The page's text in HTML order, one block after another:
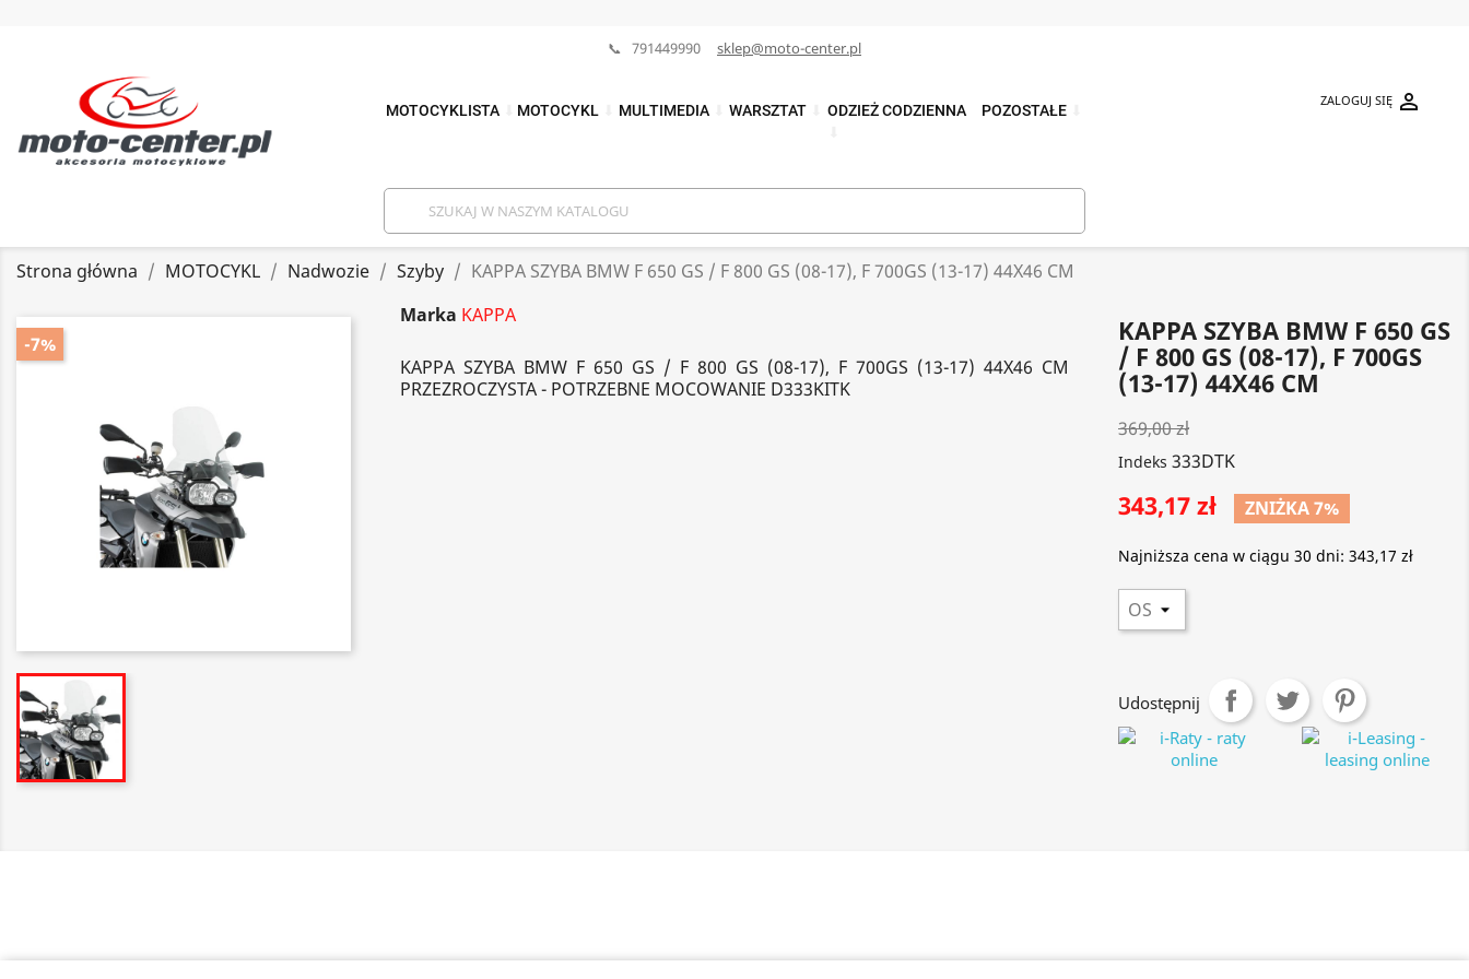
📞 791449990 sklep@moto-center.pl
MOTOCYKLISTA MOTOCYKL MULTIMEDIA WARSZTAT
ODZIEŻ CODZIENNA
POZOSTAŁE


ZALOGUJ SIĘ
Strona główna MOTOCYKL Nadwozie Szyby KAPPA SZYBA BMW F 650 GS / F 800 GS (08-17), F 700GS (13-17) 44X46 CM
-7%
Marka KAPPA
KAPPA SZYBA BMW F 650 GS / F 800 GS (08-17), F 700GS (13-17) 44X46 CM
PRZEZROCZYSTA - POTRZEBNE MOCOWANIE D333KITK
KAPPA SZYBA BMW F 650 GS
/ F 800 GS (08-17), F 700GS
(13-17) 44X46 CM
369,00 zł
Indeks 333DTK
343,17 zł ZNIŻKA 7%
Najniższa cena w ciągu 30 dni: 343,17 zł
Udostępnij